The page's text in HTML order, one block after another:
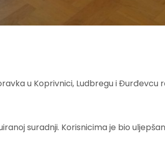
u Koprivnici, Ludbregu i
suradnji. Korisnicima je bio